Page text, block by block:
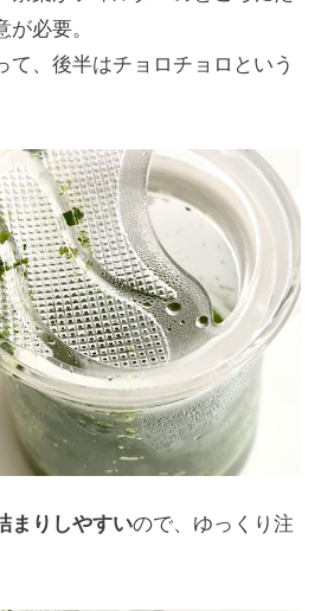
必要。
て、後半はチョロチョロという
まりしやすいので、ゆっくり注